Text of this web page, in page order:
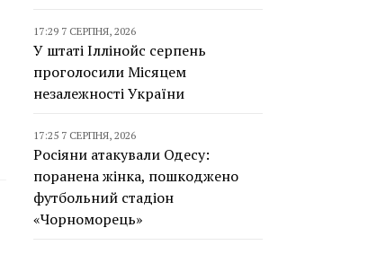
17:29 7 СЕРПНЯ, 2026
У штаті Іллінойс серпень
проголосили Місяцем
незалежності України
17:25 7 СЕРПНЯ, 2026
Росіяни атакували Одесу:
поранена жінка, пошкоджено
футбольний стадіон
«Чорноморець»